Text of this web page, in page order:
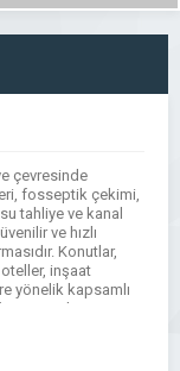
çevresinde
fosseptik çekimi,
tahliye ve kanal
ve hızlı
Konutlar,
inşaat
yönelik kapsamlı
modern ve